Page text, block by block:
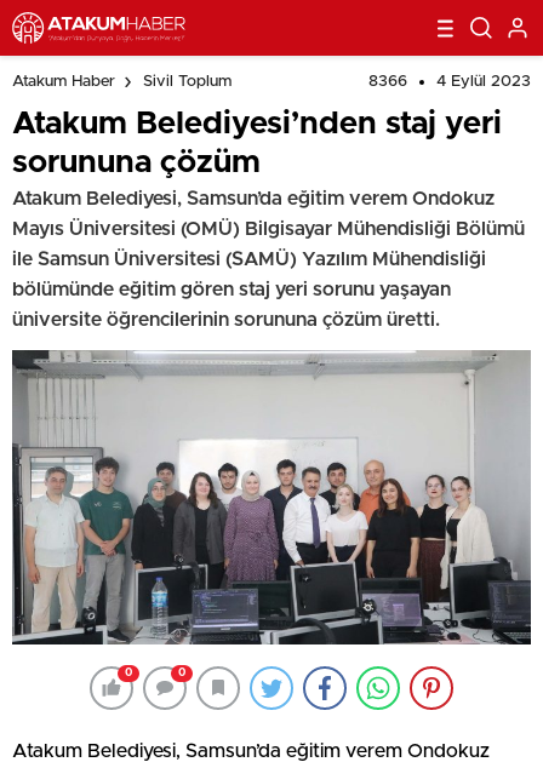
Atakum Haber Sivil Toplum 8366 4 Eylül 2023
Atakum Belediyesi’nden staj yeri
sorununa çözüm
Atakum Belediyesi, Samsun’da eğitim verem Ondokuz
Mayıs Üniversitesi (OMÜ) Bilgisayar Mühendisliği Bölümü
ile Samsun Üniversitesi (SAMÜ) Yazılım Mühendisliği
bölümünde eğitim gören staj yeri sorunu yaşayan
üniversite öğrencilerinin sorununa çözüm üretti.
0 0
Atakum Belediyesi, Samsun’da eğitim verem Ondokuz